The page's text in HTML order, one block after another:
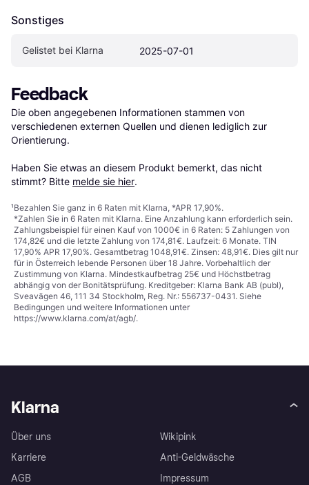
Sonstiges
Gelistet bei Klarna 2025-07-01
Feedback
Die oben angegebenen Informationen stammen von
verschiedenen externen Quellen und dienen lediglich zur
Orientierung.
Haben Sie etwas an diesem Produkt bemerkt, das nicht
stimmt? Bitte melde sie hier.
¹Bezahlen Sie ganz in 6 Raten mit Klarna, *APR 17,90%.
*Zahlen Sie in 6 Raten mit Klarna. Eine Anzahlung kann erforderlich sein.
Zahlungsbeispiel für einen Kauf von 1000€ in 6 Raten: 5 Zahlungen von
174,82€ und die letzte Zahlung von 174,81€. Laufzeit: 6 Monate. TIN
17,90% APR 17,90%. Gesamtbetrag 1048,91€. Zinsen: 48,91€. Dies gilt nur
für in Österreich lebende Personen über 18 Jahre. Vorbehaltlich der
Zustimmung von Klarna. Mindestkaufbetrag 25€ und Höchstbetrag
abhängig von der Bonitätsprüfung. Kreditgeber: Klarna Bank AB (publ),
Sveavägen 46, 111 34 Stockholm, Reg. Nr.: 556737-0431. Siehe
Bedingungen und weitere Informationen unter
https://www.klarna.com/at/agb/.
Klarna
Über uns
Karriere
AGB
Wikipink
Anti-Geldwäsche
Impressum